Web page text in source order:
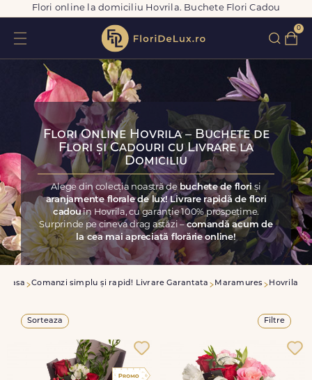
Flori online la domiciliu Hovrila. Buchete Flori Cadou
0
Flori Online Hovrila – Buchete de
Flori și Cadouri cu Livrare la
Domiciliu
Alege din colecția noastră de buchete de floriși
aranjamente florale de lux! Livrare rapidă de flori
cadouîn Hovrila, cu garanție 100% prospețime.
Surprinde pe cineva drag astăzi –comandă acum de
la cea mai apreciată florărie online!
Acasa Comanzi simplu și rapid! Livrare Garantata Maramures Hovrila
Sorteaza Filtre